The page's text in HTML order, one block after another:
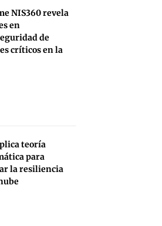
NIS360 revela
en
de
críticos en la
teoría
para
la resiliencia